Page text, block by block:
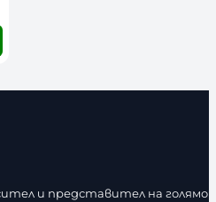
и представител на голямо